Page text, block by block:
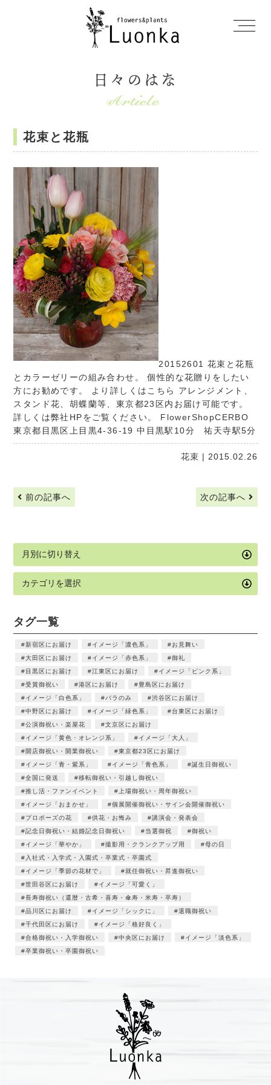
日々のはな
花束と花瓶
20152601 花束と花瓶
とカラーゼリーの組み合わせ。 個性的な花贈りをしたい
方にお勧めです。 より詳しくはこちら
アレンジメント、
スタンド花、胡蝶蘭等、東京都23区内お届け可能です。
詳しくは弊社HPをご覧ください。 FlowerShopCERBO
東京都目黒区上目黒4-36-19 中目黒駅10分 祐天寺駅5分
花束 | 2015.02.26
前の記事へ 次の記事へ
タグ一覧
新宿区にお届け イメージ「濃色系」
お見舞い
大田区にお届け
イメージ「赤色系」
御礼
目黒区にお届け
江東区にお届け
イメージ「ピンク系」
受賞御祝い
港区にお届け
豊島区にお届け
イメージ「白色系」
バラのみ
渋谷区にお届け
中野区にお届け
イメージ「緑色系」
台東区にお届け
公演御祝い・楽屋花
文京区にお届け
イメージ「黄色・オレンジ系」
イメージ「大人」
開店御祝い・開業御祝い
東京都23区にお届け
イメージ「青・紫系」
イメージ「青色系」
誕生日御祝い
全国に発送
移転御祝い・引越し御祝い
推し活・ファンイベント
上場御祝い・周年御祝い
イメージ「おまかせ」
個展開催御祝い・サイン会開催御祝い
プロポーズの花
供花・お悔み
講演会・発表会
記念日御祝い・結婚記念日御祝い
当選御祝
御祝い
イメージ「華やか」
撮影用・クランクアップ用
母の日
入社式・入学式・入園式・卒業式・卒園式
イメージ「季節の花材で」
就任御祝い・昇進御祝い
世田谷区にお届け
イメージ「可愛く」
長寿御祝い（還暦・古希・喜寿・傘寿・米寿・卒寿）
品川区にお届け
イメージ「シックに」
退職御祝い
千代田区にお届け
イメージ「格好良く」
合格御祝い・入学御祝い
中央区にお届け
イメージ「淡色系」
卒業御祝い・卒園御祝い